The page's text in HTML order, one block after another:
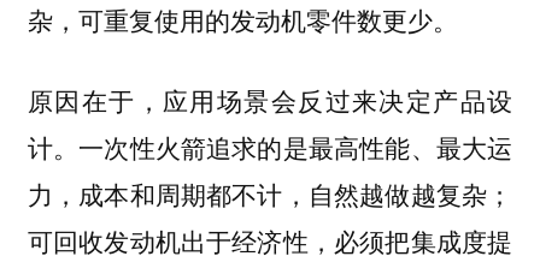
杂，可重复使用的发动机零件数更少。
原因在于，应用场景会反过来决定产品设
计。一次性火箭追求的是最高性能、最大运
力，成本和周期都不计，自然越做越复杂；
可回收发动机出于经济性，必须把集成度提